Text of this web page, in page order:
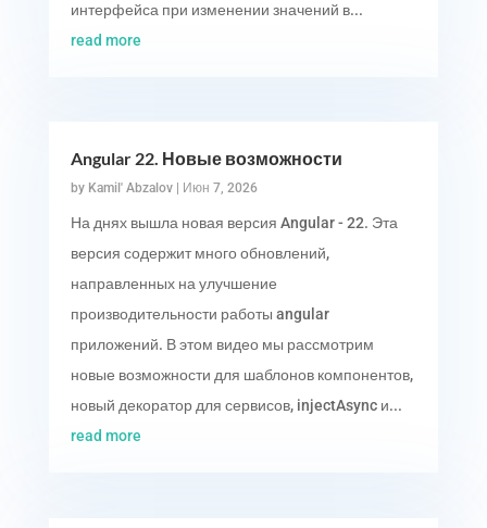
интерфейса при изменении значений в...
read more
Angular 22. Новые возможности
by Kamil' Abzalov| Июн 7, 2026
На днях вышла новая версия Angular - 22. Эта
версия содержит много обновлений,
направленных на улучшение
производительности работы angular
приложений. В этом видео мы рассмотрим
новые возможности для шаблонов компонентов,
новый декоратор для сервисов, injectAsync и...
read more